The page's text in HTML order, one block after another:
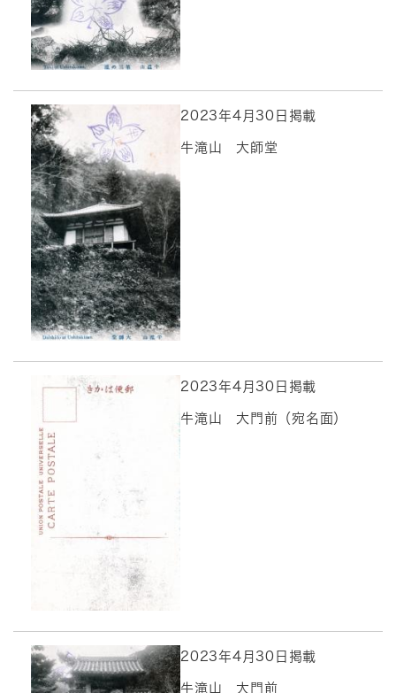
2023年4月30日掲載
牛滝山 大師堂
2023年4月30日掲載
牛滝山 大門前（宛名面）
2023年4月30日掲載
牛滝山 大門前